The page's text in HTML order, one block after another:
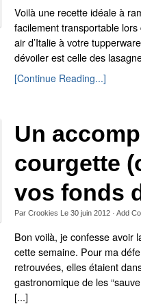
Voilà une recette idéale à
facilement transportable
air d’Italie à votre
dévoiler est celle des
[Continue Reading...]
Un
courgette
vos fonds
Par Crookies Le 30 juin 2012 · Add
Bon voilà, je confesse avoir
cette semaine. Pour ma
retrouvées, elles étaient
gastronomique de les
[...]